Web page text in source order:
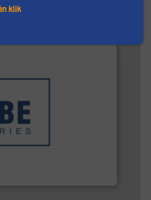
die klanten
geholpen.
klik